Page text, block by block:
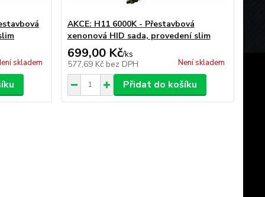
skladem
AKCE: H11 6000K - Přestavbová
xenonová HID sada, provedení slim
699,00 Kč/ks
577,69 Kč bez DPH Není skladem
Přidat do košíku